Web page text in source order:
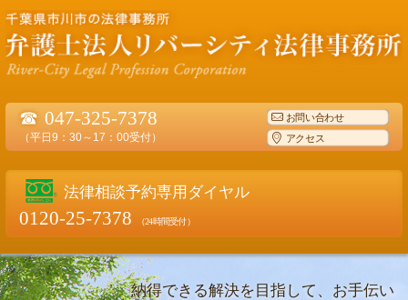
☎ 047-325-7378
（平日9：30～17：00受付）
お問い合わせ
アクセス
法律相談予約専用ダイヤル
0120-25-7378 （24時間受付）
納得できる解決を目指して、お手伝い